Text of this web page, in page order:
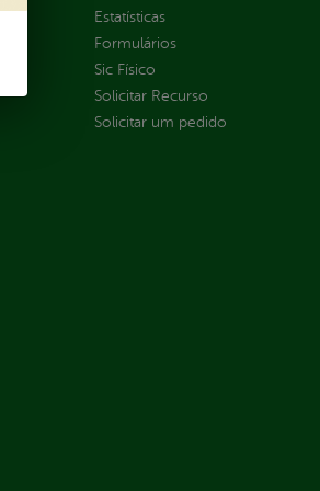
Estatísticas
Formulários
Sic Físico
Solicitar Recurso
Solicitar um pedido